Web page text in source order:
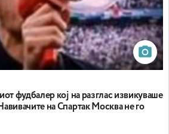
фудбалер кој на разглас извикуваше
на Спартак Москва не го